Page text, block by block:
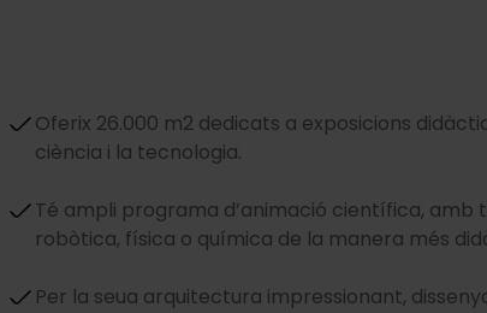
Oferix 26.000 m2 dedicats a exposicions
ciència i la tecnologia.
Té ampli programa d’animació científica,
robòtica, física o química de la manera més
Per la seua arquitectura impressionant,